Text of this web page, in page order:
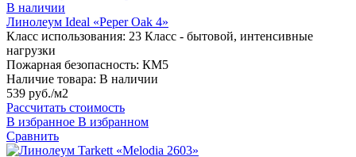
В наличии
Линолеум Ideal «Peper Oak 4»
Класс использования: 23 Класс - бытовой, интенсивные
нагрузки
Пожарная безопасность: КМ5
Наличие товара: В наличии
539 руб./м2
Рассчитать стоимость
В избранное В избранном
Сравнить